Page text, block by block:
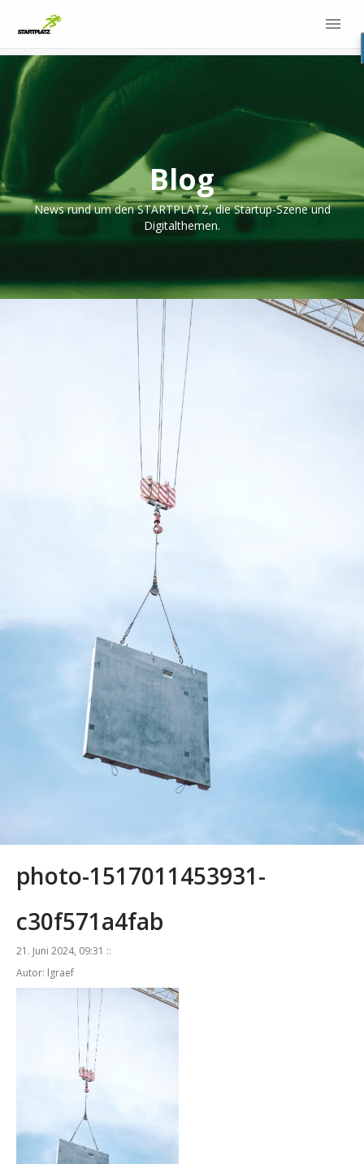
Blog
News rund um den STARTPLATZ, die Startup-Szene und
Digitalthemen.
photo-1517011453931-
c30f571a4fab
21. Juni 2024, 09:31 ::
Autor: lgraef